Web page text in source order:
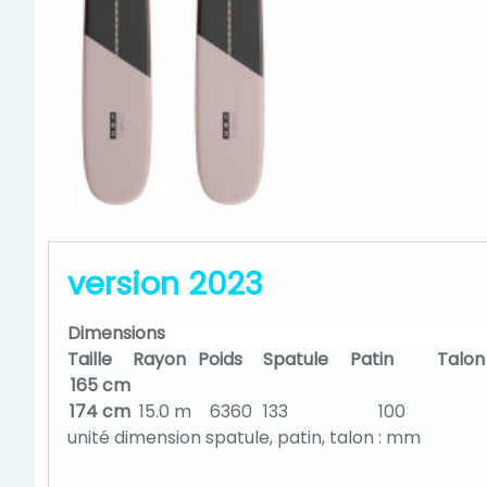
version 2023
Dimensions
Taille
Rayon Poids Spatule Patin
Talon
165 cm
174 cm 15.0 m 6360 133
100
unité dimension spatule, patin, talon : mm